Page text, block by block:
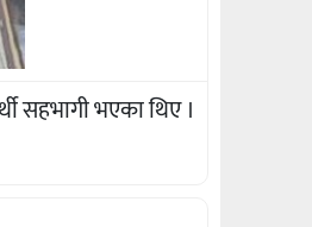
सहभागी भएका थिए ।